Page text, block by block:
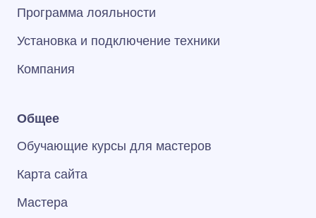
Программа лояльности
Установка и подключение техники
Компания
Общее
Обучающие курсы для мастеров
Карта сайта
Мастера